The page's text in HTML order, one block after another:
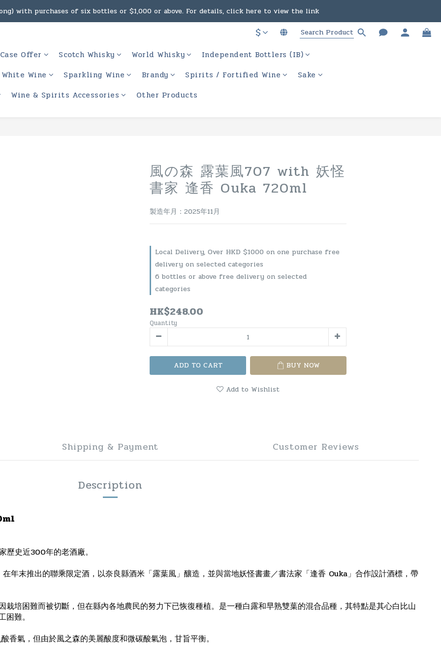
intoxicating liquor must not be sold or supplied to a minor in the course of business.
with purchases of six bottles or $1,000 or above. For details, click here to view the link
(Macau) with purchases of $2,000 or above. For details, click here to view the link
intoxicating liquor must not be sold or supplied to a minor in the course of business.
$
Case Offer Scotch Whisky World Whisky
Independent Bottlers (IB)
White Wine Sparkling Wine Brandy Spirits / Fortified Wine
Sake
Wine & Spirits Accessories Other Products
風の森 露葉風707 with 妖怪
書家 逢香 Ouka 720ml
製造年月：2025年11月
Local Delivery, Over HKD $1000 on one purchase free
delivery on selected categories
6 bottles or above free delivery on selected
categories
HK$248.00
Quantity
ADD TO CART BUY NOW
Add to Wishlist
Shipping & Payment Customer Reviews
Description
歷史近300年的老酒廠。
末推出的聯乘限定酒，以奈良縣酒米「露葉風」釀造，並與當地妖怪書畫／書法家「逢香 Ouka」合作設計酒標，帶
培困難而被切斷，但在縣內各地農民的努力下已恢復種植。是一種白露和早熟雙葉的混合品種，其特點是其心白比山
難。
氣，但由於風之森的美麗酸度和微碳酸氣泡，甘旨平衡。